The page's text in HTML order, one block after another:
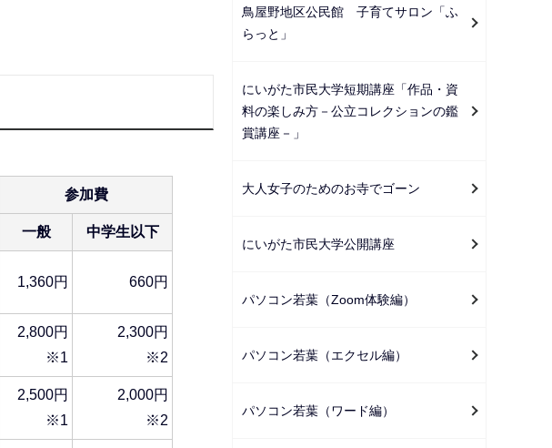
参加費
一般 中学生以下
1,360円 660円
2,800円
※1
2,300円
※2
2,500円
※1
2,000円
※2
鳥屋野地区公民館 子育てサロン「ふ
らっと」
にいがた市民大学短期講座「作品・資
料の楽しみ方－公立コレクションの鑑
賞講座－」
大人女子のためのお寺でゴーン
にいがた市民大学公開講座
パソコン若葉（Zoom体験編）
パソコン若葉（エクセル編）
パソコン若葉（ワード編）